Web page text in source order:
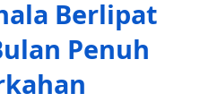
Berlipat
Penuh